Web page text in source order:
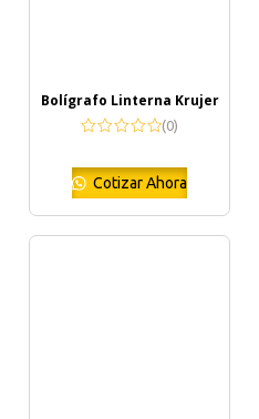
Bolígrafo Linterna Krujer
(0)
Cotizar Ahora